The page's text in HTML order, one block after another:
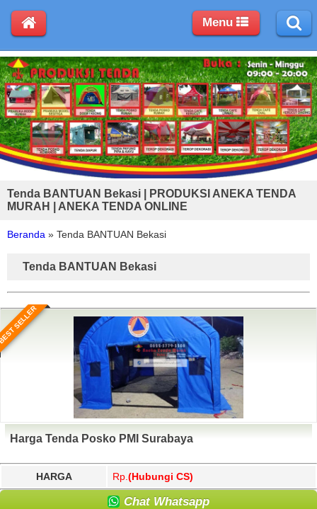
Tenda BANTUAN Bekasi | PRODUKSI ANEKA TENDA
MURAH | ANEKA TENDA ONLINE
Beranda » Tenda BANTUAN Bekasi
Tenda BANTUAN Bekasi
SELLER
Harga Tenda Posko PMI Surabaya
HARGA Rp. (Hubungi CS)
Chat Whatsapp
Menu